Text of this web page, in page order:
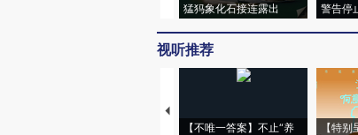
猛犸象化石接连露出
警告停
视听推荐
【不唯一答案】不止“养
【特